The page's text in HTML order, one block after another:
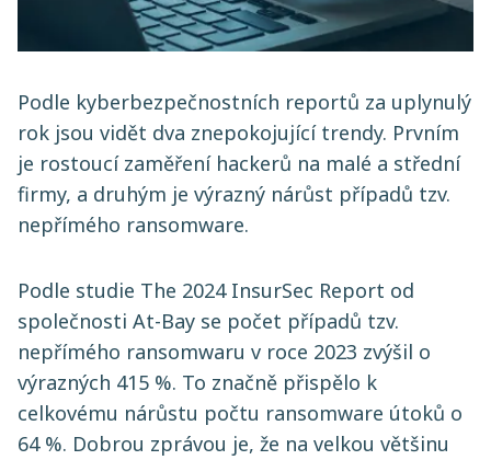
Podle kyberbezpečnostních reportů za uplynulý
rok jsou vidět dva znepokojující trendy. Prvním
je rostoucí zaměření hackerů na malé a střední
firmy, a druhým je výrazný nárůst případů tzv.
nepřímého ransomware.
Podle studie The 2024 InsurSec Report od
společnosti At-Bay se počet případů tzv.
nepřímého ransomwaru v roce 2023 zvýšil o
výrazných 415 %. To značně přispělo k
celkovému nárůstu počtu ransomware útoků o
64 %. Dobrou zprávou je, že na velkou většinu